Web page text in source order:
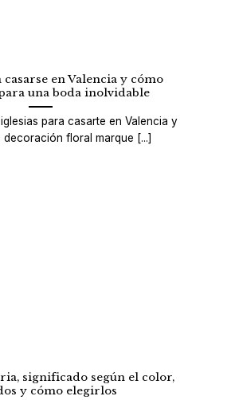
casarse en Valencia y cómo
una boda inolvidable
para casarte en Valencia y
decoración floral marque [...]
significado según el color,
y cómo elegirlos